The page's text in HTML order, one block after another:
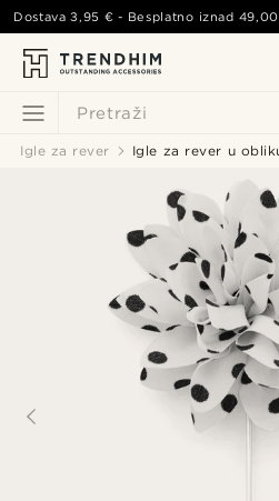
Pretraži
Dostava3,95 € - Besplatno iznad
Igle za rever Igle za rever u